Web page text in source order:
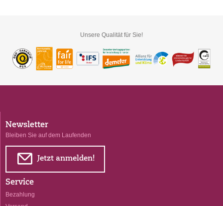
Unsere Qualität für Sie!
Newsletter
Bleiben Sie auf dem Laufenden
E Jetzt anmelden!
Service
Bezahlung